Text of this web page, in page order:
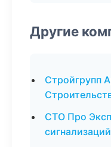
Другие
Стройгрупп
СТО Про